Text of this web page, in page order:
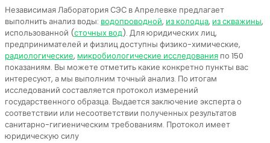
Независимая Лаборатория СЭС в Апрелевке предлагает
выполнить анализ воды: водопроводной, из колодца, из скважины,
использованной (сточных вод). Для юридических лиц,
предпринимателей и физлиц доступны физико-химические,
радиологические, микробиологические исследования по 150
показаниям. Вы можете отметить какие конкретно пункты вас
интересуют, а мы выполним точный анализ. По итогам
исследований составляется протокол измерений
государственного образца. Выдается заключение эксперта о
соответствии или несоответствии полученных результатов
санитарно-гигиеническим требованиям. Протокол имеет
юридическую силу